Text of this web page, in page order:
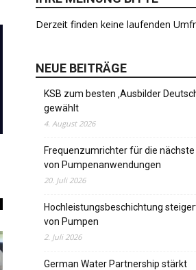
Derzeit finden keine laufenden
NEUE BEITRÄGE
KSB zum besten ‚Ausbilder
gewählt
4. August 2026
Frequenzumrichter für die nächste
von Pumpenanwendungen
20. Juli 2026
Hochleistungsbeschichtung
von Pumpen
2. Juli 2026
German Water Partnership stärkt